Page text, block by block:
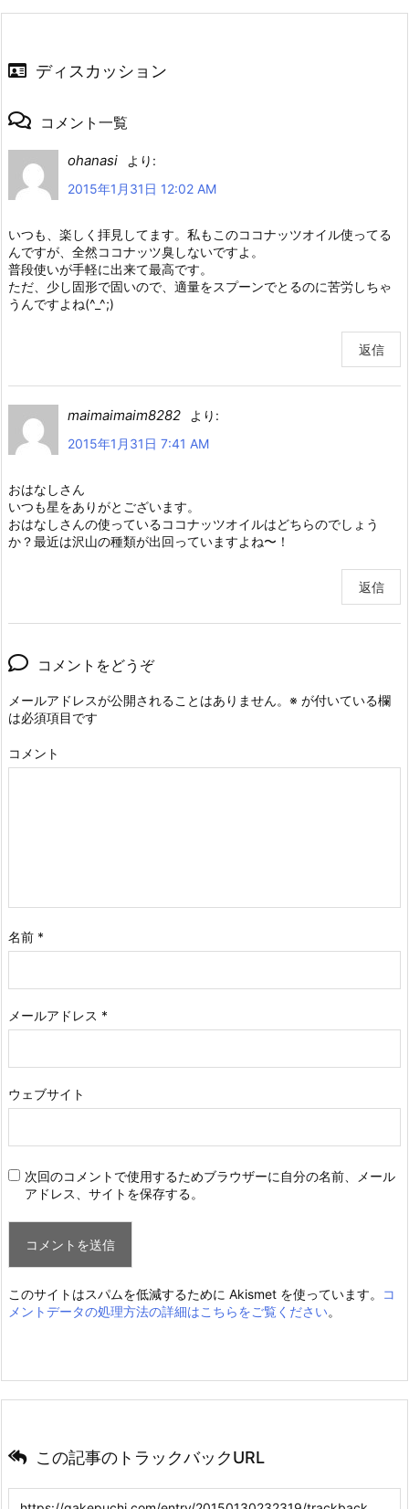
ディスカッション
コメント一覧
ohanasi
より:
2015年1月31日 12:02 AM
いつも、楽しく拝見してます。私もこのココナッツオイル使ってる
んですが、全然ココナッツ臭しないですよ。
普段使いが手軽に出来て最高です。
ただ、少し固形で固いので、適量をスプーンでとるのに苦労しちゃ
うんですよね(^_^;)
返信
maimaimaim8282
より:
2015年1月31日 7:41 AM
おはなしさん
いつも星をありがとございます。
おはなしさんの使っているココナッツオイルはどちらのでしょう
か？最近は沢山の種類が出回っていますよね〜！
返信
コメントをどうぞ
メールアドレスが公開されることはありません。 ※ が付いている欄
は必須項目です
コメント
名前 *
メールアドレス *
ウェブサイト
次回のコメントで使用するためブラウザーに自分の名前、メール
アドレス、サイトを保存する。
このサイトはスパムを低減するために Akismet を使っています。
コ
メントデータの処理方法の詳細はこちらをご覧ください。
この記事のトラックバックURL